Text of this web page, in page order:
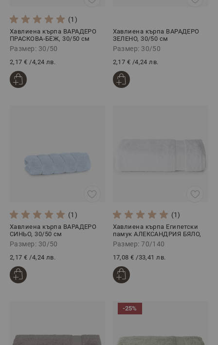
(1)
Хавлиена кърпа ВАРАДЕРО
ПРАСКОВА-БЕЖ, 30/50 см
Размер: 30/50
2,17 € /4,24 лв.
Хавлиена кърпа ВАРАДЕРО
ЗЕЛЕНО, 30/50 см
Размер: 30/50
2,17 € /4,24 лв.
(1)
Хавлиена кърпа ВАРАДЕРО
СИНЬО, 30/50 см
Размер: 30/50
2,17 € /4,24 лв.
(1)
Хавлиена кърпа Египетски
памук АЛЕКСАНДРИЯ БЯЛО,
70/140
Размер: 70/140
17,08 € /33,41 лв.
-25%